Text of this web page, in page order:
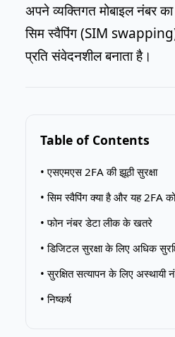
अपने व्यक्तिगत मोबाइल नंबर
सिम स्वैपिंग (SIM
प्रति संवेदनशील बनाता है।
Table of Contents
• एसएमएस 2FA की झूठी सुरक्षा
• सिम स्वैपिंग क्या है और यह 2FA
• फोन नंबर डेटा लीक के खतरे
• डिजिटल सुरक्षा के लिए अधिक
• सुरक्षित सत्यापन के लिए
• निष्कर्ष